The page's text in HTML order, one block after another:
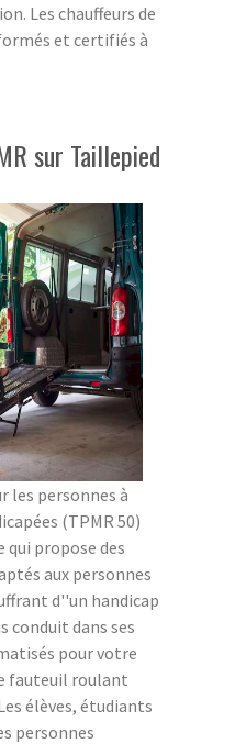
Les chauffeurs de
et certifiés à
sur Taillepied
les personnes à
(TPMR 50)
propose des
aux personnes
d''un handicap
conduit dans ses
pour votre
fauteuil roulant
élèves, étudiants
personnes